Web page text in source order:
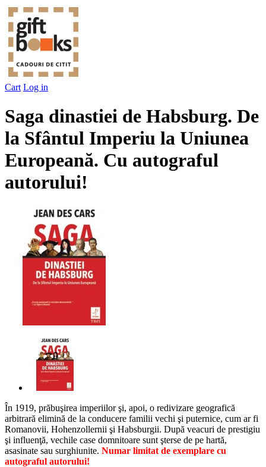
Cart Log in
Saga dinastiei de Habsburg. De
la Sfântul Imperiu la Uniunea
Europeană. Cu autograful
autorului!
În 1919, prăbuşirea imperiilor şi, apoi, o redivizare geografică
arbitrară elimină de la conducere familii vechi şi puternice, cum ar fi
Romanovii, Hohenzollernii şi Habsburgii. După veacuri de prestigiu
şi influenţă, vechile case domnitoare sunt şterse de pe hartă,
asasinate sau surghiunite. Numar limitat de exemplare cu
autograful autorului!